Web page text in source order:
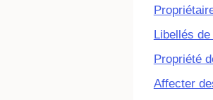
Libellés
Propriété
Affecter